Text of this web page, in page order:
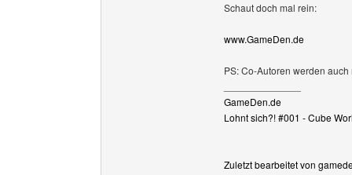
Schaut doch mal rein:
www.GameDen.de
PS: Co-Autoren werden
GameDen.de
Lohnt sich?! #001 - Cube
Zuletzt bearbeitet von